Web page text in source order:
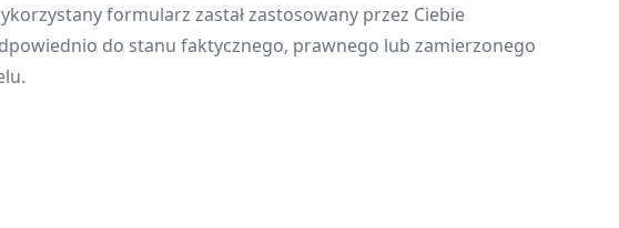
formularz zastał zastosowany przez Ciebie
do stanu faktycznego, prawnego lub zamierzonego